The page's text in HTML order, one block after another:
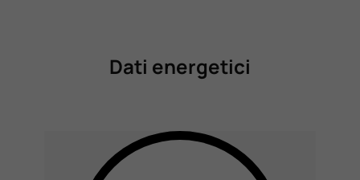
Dati energetici